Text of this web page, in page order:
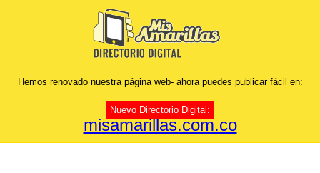
Hemos renovado nuestra página web- ahora puedes publicar fácil en:
Nuevo Directorio Digital:
misamarillas.com.co